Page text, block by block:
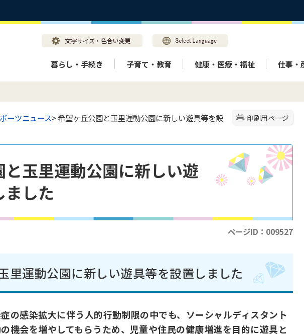
暮らし・手続き 子育て・教育 健康・医療・福祉 仕事・
印刷用ページ
ーツニュース> 希望ヶ丘公園と玉里運動公園に新しい遊具等を設
玉里運動公園に新しい遊
ました
ページID：009527
里運動公園に新しい遊具等を設置しました
の感染拡大に伴う人的行動制限の中でも、ソーシャルディスタント
機会を増やしてもらうため、児童や住民の健康増進を目的に遊具と